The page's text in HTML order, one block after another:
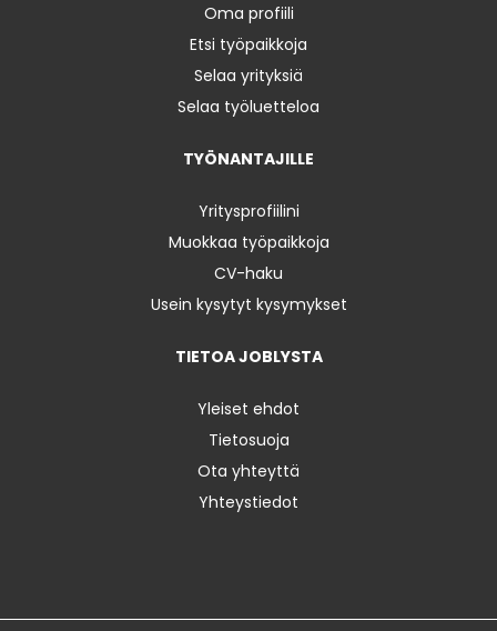
Oma profiili
Etsi työpaikkoja
Selaa yrityksiä
Selaa työluetteloa
TYÖNANTAJILLE
Yritysprofiilini
Muokkaa työpaikkoja
CV-haku
Usein kysytyt kysymykset
TIETOA JOBLYSTA
Yleiset ehdot
Tietosuoja
Ota yhteyttä
Yhteystiedot